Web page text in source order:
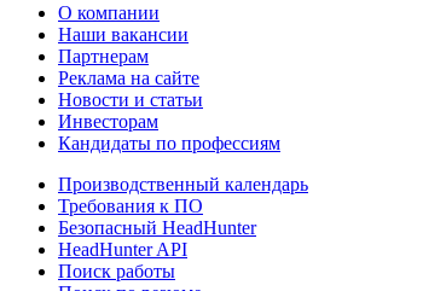
О компании
Наши вакансии
Партнерам
Реклама на сайте
Новости и статьи
Инвесторам
Кандидаты по профессиям
Производственный календарь
Требования к ПО
Безопасный HeadHunter
HeadHunter API
Поиск работы